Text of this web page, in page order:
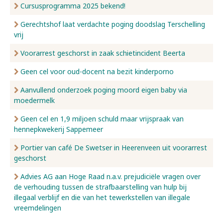
Cursusprogramma 2025 bekend!
Gerechtshof laat verdachte poging doodslag Terschelling
vrij
Voorarrest geschorst in zaak schietincident Beerta
Geen cel voor oud-docent na bezit kinderporno
Aanvullend onderzoek poging moord eigen baby via
moedermelk
Geen cel en 1,9 miljoen schuld maar vrijspraak van
hennepkwekerij Sappemeer
Portier van café De Swetser in Heerenveen uit voorarrest
geschorst
Advies AG aan Hoge Raad n.a.v. prejudiciële vragen over
de verhouding tussen de strafbaarstelling van hulp bij
illegaal verblijf en die van het tewerkstellen van illegale
vreemdelingen